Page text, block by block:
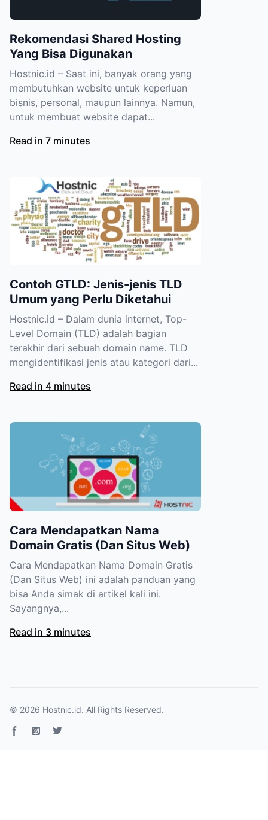
Rekomendasi Shared Hosting
Yang Bisa Digunakan
Hostnic.id – Saat ini, banyak orang yang
membutuhkan website untuk keperluan
bisnis, personal, maupun lainnya. Namun,
untuk membuat website dapat...
Read in 7 minutes
Contoh GTLD: Jenis-jenis TLD
Umum yang Perlu Diketahui
Hostnic.id – Dalam dunia internet, Top-
Level Domain (TLD) adalah bagian
terakhir dari sebuah domain name. TLD
mengidentifikasi jenis atau kategori dari...
Read in 4 minutes
Cara Mendapatkan Nama
Domain Gratis (Dan Situs Web)
Cara Mendapatkan Nama Domain Gratis
(Dan Situs Web) ini adalah panduan yang
bisa Anda simak di artikel kali ini.
Sayangnya,...
Read in 3 minutes
© 2026 Hostnic.id. All Rights Reserved.